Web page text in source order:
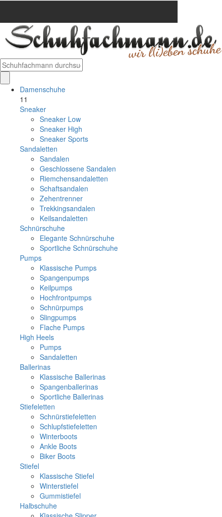
Damenschuhe
11
Sneaker
Sneaker Low
Sneaker High
Sneaker Sports
Sandaletten
Sandalen
Geschlossene Sandalen
Riemchensandaletten
Schaftsandalen
Zehentrenner
Trekkingsandalen
Keilsandaletten
Schnürschuhe
Elegante Schnürschuhe
Sportliche Schnürschuhe
Pumps
Klassische Pumps
Spangenpumps
Keilpumps
Hochfrontpumps
Schnürpumps
Slingpumps
Flache Pumps
High Heels
Pumps
Sandaletten
Ballerinas
Klassische Ballerinas
Spangenballerinas
Sportliche Ballerinas
Stiefeletten
Schnürstiefeletten
Schlupfstiefeletten
Winterboots
Ankle Boots
Biker Boots
Stiefel
Klassische Stiefel
Winterstiefel
Gummistiefel
Halbschuhe